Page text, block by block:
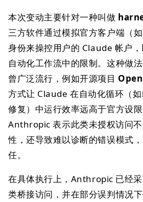
本次变动主要针对一种叫做
三方软件通过模拟官方客户端（
身份来操控用户的 Claude 帐户
自动化工作流中的限制。这种做
曾广泛流行，例如开源项目
方式让 Claude 在自动化循环（
修复）中运行效率远高于官方设限
Anthropic 表示此类未授权访问
性，还导致难以诊断的错误模式
任。
在具体执行上，Anthropic 已经
类桥接访问，并在部分误判情况